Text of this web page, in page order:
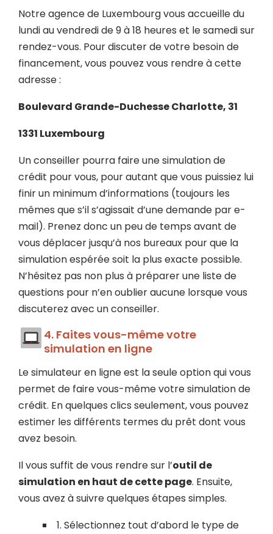
Notre agence de Luxembourg vous accueille du
lundi au vendredi de 9 à 18 heures et le samedi sur
rendez-vous. Pour discuter de votre besoin de
financement, vous pouvez vous rendre à cette
adresse :
Boulevard Grande-Duchesse Charlotte, 31
1331 Luxembourg
Un conseiller pourra faire une simulation de
crédit pour vous, pour autant que vous puissiez lui
finir un minimum d’informations (toujours les
mêmes que s’il s’agissait d’une demande par e-
mail). Prenez donc un peu de temps avant de
vous déplacer jusqu’à nos bureaux pour que la
simulation espérée soit la plus exacte possible.
N’hésitez pas non plus à préparer une liste de
questions pour n’en oublier aucune lorsque vous
discuterez avec un conseiller.
4. Faites vous-même votre
simulation en ligne
Le simulateur en ligne est la seule option qui vous
permet de faire vous-même votre simulation de
crédit. En quelques clics seulement, vous pouvez
estimer les différents termes du prêt dont vous
avez besoin.
Il vous suffit de vous rendre sur l’outil de
simulation en haut de cette page. Ensuite,
vous avez à suivre quelques étapes simples.
1. Sélectionnez tout d’abord le type de